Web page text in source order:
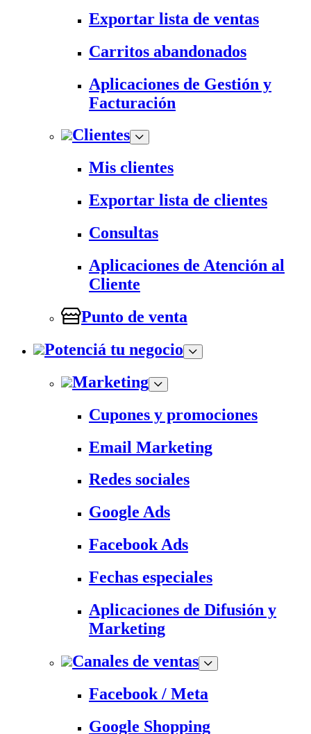
Exportar lista de ventas
Carritos abandonados
Aplicaciones de Gestión y
Facturación
Clientes
Mis clientes
Exportar lista de clientes
Consultas
Aplicaciones de Atención al
Cliente
Punto de venta
Potenciá tu negocio
Marketing
Cupones y promociones
Email Marketing
Redes sociales
Google Ads
Facebook Ads
Fechas especiales
Aplicaciones de Difusión y
Marketing
Canales de ventas
Facebook / Meta
Google Shopping